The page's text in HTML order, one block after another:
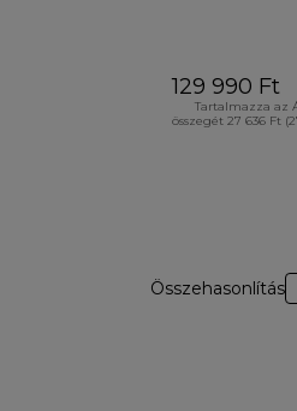
129 990 Ft
Tartalmazza az
összegét 27 636 Ft
Összehasonlítás